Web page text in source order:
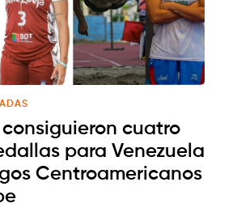
consiguieron cuatro
para Venezuela
Centroamericanos